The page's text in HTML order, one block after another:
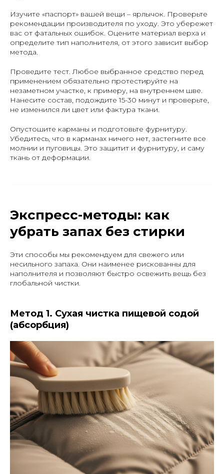
Изучите «паспорт» вашей вещи – ярлычок . Проверьте
рекомендации производителя по уходу. Это убережет
вас от фатальных ошибок. Оцените материал верха и
определите тип наполнителя, от этого зависит выбор
метода.
Проведите тест . Любое выбранное средство перед
применением обязательно протестируйте на
незаметном участке, к примеру, на внутреннем шве.
Нанесите состав, подождите 15-30 минут и проверьте,
не изменился ли цвет или фактура ткани.
Опустошите карманы и подготовьте фурнитуру
Убедитесь, что в карманах ничего нет, застегните все
молнии и пуговицы. Это защитит и фурнитуру, и саму
ткань от деформации.
Экспресс-методы: как
убрать запах без стирки
Эти способы мы рекомендуем для свежего или
несильного запаха. Они наименее рискованны для
наполнителя и позволяют быстро освежить вещь без
глобальной чистки.
Метод 1. Сухая чистка пищевой содой
(абсорбция)